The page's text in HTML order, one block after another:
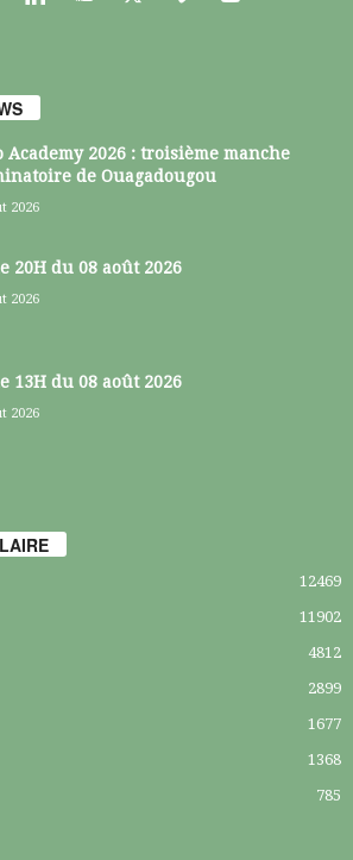
Academy 2026 : troisième manche
de Ouagadougou
2026
20H du 08 août 2026
2026
13H du 08 août 2026
2026
12469
11902
4812
2899
1677
1368
785